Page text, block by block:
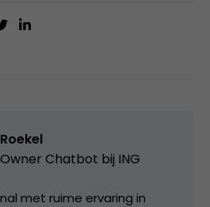
Chatbot bij ING
met ruime ervaring in